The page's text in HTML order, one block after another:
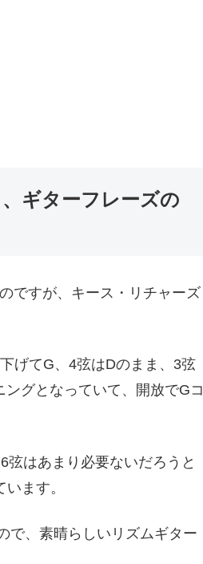
ギターフレーズの
ですが、キース・リチャーズ
げてG、4弦はDのまま、3弦
グとなっていて、開放でGコ
はあまり必要ないだろうと
ます。
で、素晴らしいリズムギター